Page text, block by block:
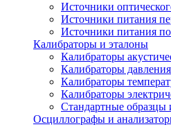
Источники
Источники питания
Источники питания
Калибраторы и эталоны
Калибраторы
Калибраторы давления
Калибраторы
Калибраторы
Стандартные образцы
Осциллографы и